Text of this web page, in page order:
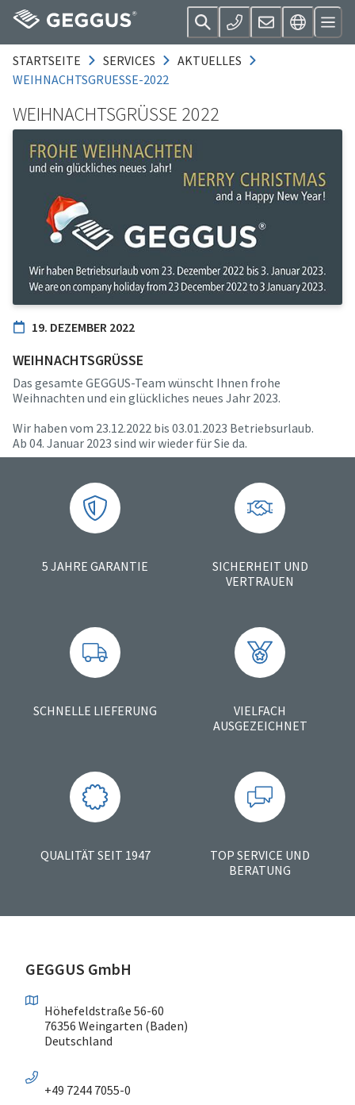
STARTSEITE SERVICES
AKTUELLES
WEIHNACHTSGRUESSE-2022
WEIHNACHTSGRÜSSE 2022
19. DEZEMBER 2022
WEIHNACHTSGRÜSSE
Das gesamte GEGGUS-Team wünscht Ihnen frohe
Weihnachten und ein glückliches neues Jahr 2023.
Wir haben vom 23.12.2022 bis 03.01.2023 Betriebsurlaub.
Ab 04. Januar 2023 sind wir wieder für Sie da.
5 JAHRE GARANTIE
SICHERHEIT UND
VERTRAUEN
SCHNELLE LIEFERUNG
VIELFACH
AUSGEZEICHNET
QUALITÄT SEIT 1947
TOP SERVICE UND
BERATUNG
GEGGUS GmbH
Höhefeldstraße 56-60
76356 Weingarten (Baden)
Deutschland
+49 7244 7055-0